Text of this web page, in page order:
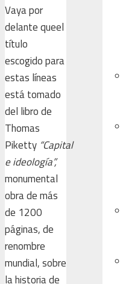
Vaya por
delante queel
título
escogido para
estas líneas
está tomado
del libro de
Thomas
Piketty “Capital
e ideología”,
monumental
obra de más
de 1200
páginas, de
renombre
mundial, sobre
la historia de